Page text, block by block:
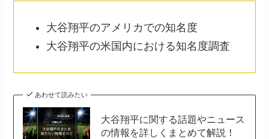
大谷翔平のアメリカでの知名度
大谷翔平の米国内における知名度調査
あわせて読みたい
大谷翔平に関する話題やニュース
の情報を詳しくまとめて解説！